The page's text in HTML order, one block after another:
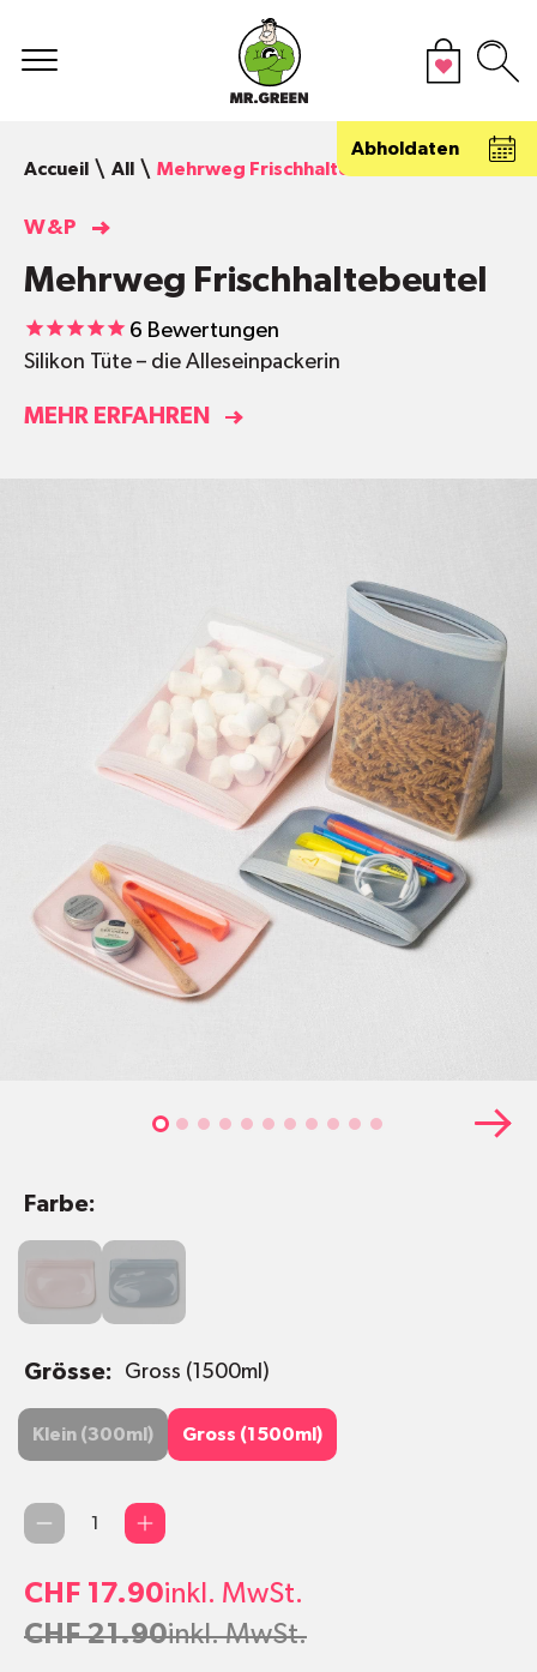
Abholdaten
Accueil
All Mehrweg Frischhaltebeutel
W&P
Mehrweg Frischhaltebeutel
6 Bewertungen
Silikon Tüte – die Alleseinpackerin
MEHR ERFAHREN
Farbe:
Rosa Hellgrau
Grösse: Gross (1500ml)
Klein (300ml)
Klein (300ml) Gross (1500ml)
Gross (1500ml)
Quantité
CHF 17.90inkl. MwSt.
CHF 21.90inkl. MwSt.